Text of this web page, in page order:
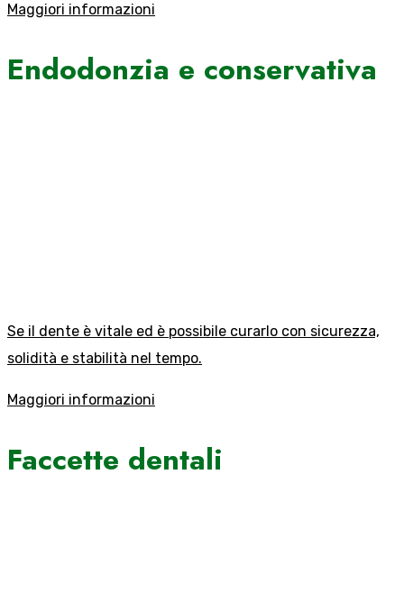
Maggiori informazioni
Endodonzia e conservativa
Se il dente è vitale ed è possibile curarlo con sicurezza,
solidità e stabilità nel tempo.
Maggiori informazioni
Faccette dentali